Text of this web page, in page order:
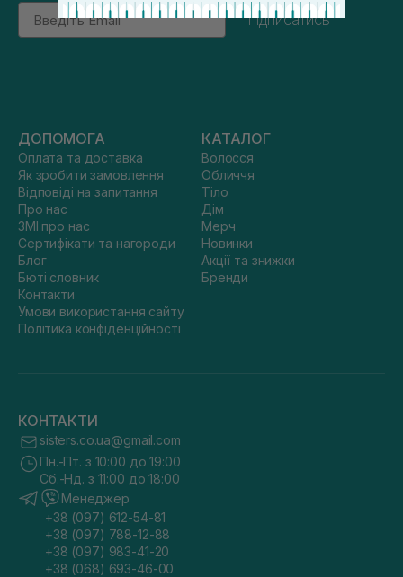
Email
підписатись
ДОПОМОГА
Оплата та доставка
Як зробити замовлення
Відповіді на запитання
Про нас
ЗМІ про нас
Сертифікати та нагороди
Блог
Бюті словник
Контакти
Умови використання сайту
Політика конфіденційності
КАТАЛОГ
Волосся
Обличчя
Тіло
Дім
Мерч
Новинки
Акції та знижки
Бренди
КОНТАКТИ
sisters.co.ua@gmail.com
Пн.-Пт. з 10:00 до 19:00
Сб.-Нд. з 11:00 до 18:00
Менеджер
+38 (097) 612-54-81
+38 (097) 788-12-88
+38 (097) 983-41-20
+38 (068) 693-46-00